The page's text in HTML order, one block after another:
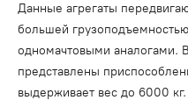
Данные агрегаты
большей
одномачтовыми аналогами.
представлены
выдерживает вес до 6000